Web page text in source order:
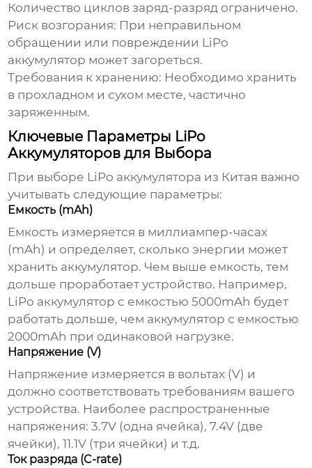
Количество циклов заряд-разряд ограничено.
Риск возгорания: При неправильном
обращении или повреждении LiPo
аккумулятор может загореться.
Требования к хранению: Необходимо хранить
в прохладном и сухом месте, частично
заряженным.
Ключевые Параметры LiPo
Аккумуляторов для Выбора
При выборе LiPo аккумулятора из Китая важно
учитывать следующие параметры:
Емкость (mAh)
Емкость измеряется в миллиампер-часах
(mAh) и определяет, сколько энергии может
хранить аккумулятор. Чем выше емкость, тем
дольше проработает устройство. Например,
LiPo аккумулятор с емкостью 5000mAh будет
работать дольше, чем аккумулятор с емкостью
2000mAh при одинаковой нагрузке.
Напряжение (V)
Напряжение измеряется в вольтах (V) и
должно соответствовать требованиям вашего
устройства. Наиболее распространенные
напряжения: 3.7V (одна ячейка), 7.4V (две
ячейки), 11.1V (три ячейки) и т.д.
Ток разряда (C-rate)